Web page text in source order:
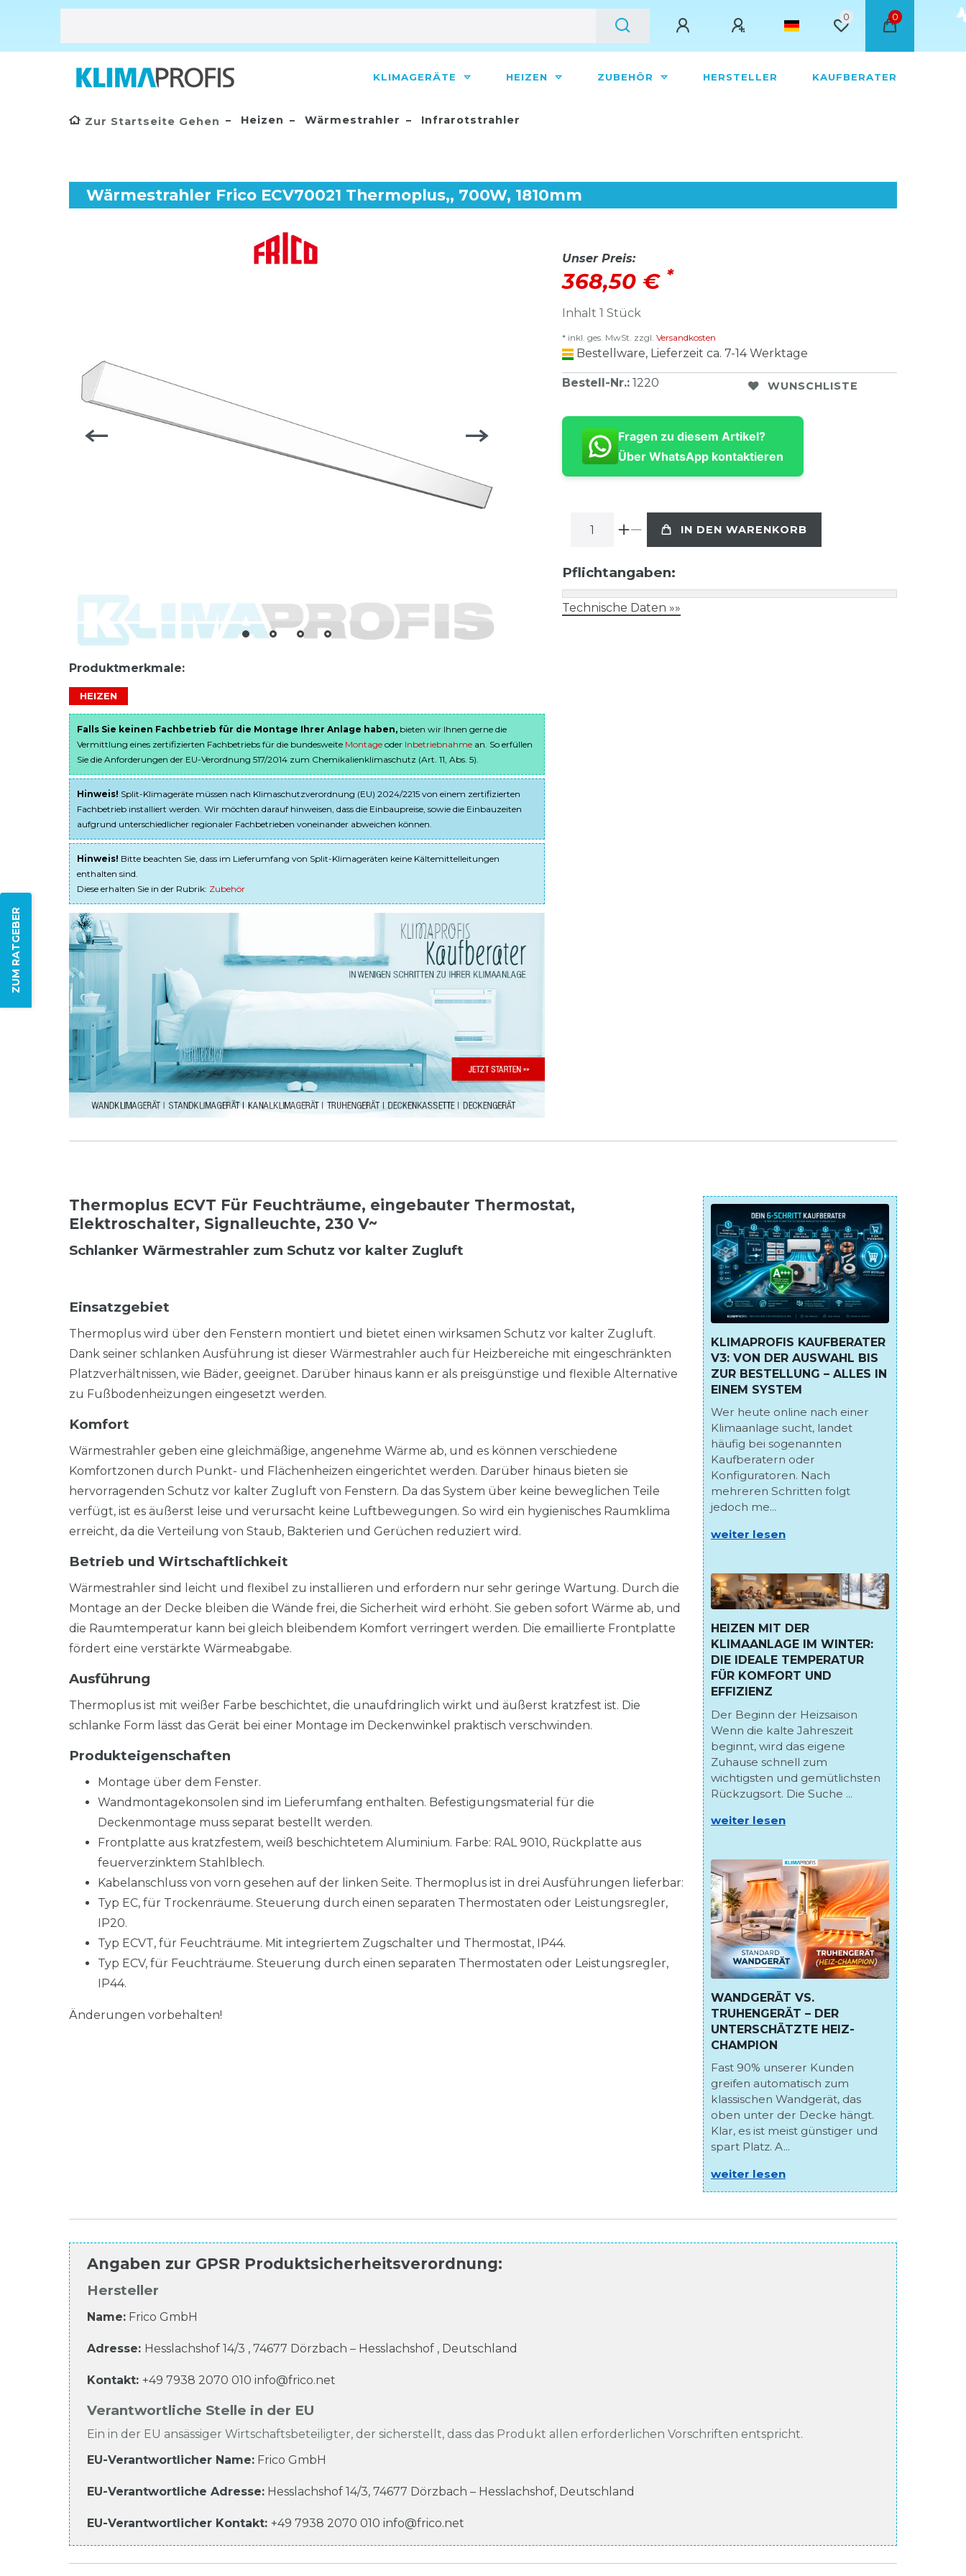
0 0
KLIMAGERÄTE HEIZEN ZUBEHÖR HERSTELLER KAUFBERATER
Zur Startseite Gehen Heizen Wärmestrahler Infrarotstrahler
ZUM RATGEBER
Wärmestrahler Frico ECV70021 Thermoplus,, 700W, 1810mm
Produktmerkmale:
HEIZEN
Falls Sie keinen Fachbetrieb für die Montage Ihrer Anlage haben, bieten wir Ihnen gerne die
Vermittlung eines zertifizierten Fachbetriebs für die bundesweite Montage oder Inbetriebnahme an. So erfüllen
Sie die Anforderungen der EU-Verordnung 517/2014 zum Chemikalienklimaschutz (Art. 11, Abs. 5).
Hinweis! Split-Klimageräte müssen nach Klimaschutzverordnung (EU) 2024/2215 von einem zertifizierten
Fachbetrieb installiert werden. Wir möchten darauf hinweisen, dass die Einbaupreise, sowie die Einbauzeiten
aufgrund unterschiedlicher regionaler Fachbetrieben voneinander abweichen können.
Hinweis! Bitte beachten Sie, dass im Lieferumfang von Split-Klimageräten keine Kältemittelleitungen
enthalten sind.
Diese erhalten Sie in der Rubrik: Zubehör
Unser Preis:
368,50 € *
Inhalt 1 Stück
* inkl. ges. MwSt. zzgl. Versandkosten
Bestellware, Lieferzeit ca. 7-14 Werktage
Bestell-Nr.: 1220 WUNSCHLISTE
Fragen zu diesem Artikel?
Über WhatsApp kontaktieren
IN DEN WARENKORB
Pflichtangaben:
Technische Daten »»
Thermoplus ECVT Für Feuchträume, eingebauter Thermostat,
Elektroschalter, Signalleuchte, 230 V~
Schlanker Wärmestrahler zum Schutz vor kalter Zugluft
Einsatzgebiet
Thermoplus wird über den Fenstern montiert und bietet einen wirksamen Schutz vor kalter Zugluft.
Dank seiner schlanken Ausführung ist dieser Wärmestrahler auch für Heizbereiche mit eingeschränkten
Platzverhältnissen, wie Bäder, geeignet. Darüber hinaus kann er als preisgünstige und flexible Alternative
zu Fußbodenheizungen eingesetzt werden.
Komfort
Wärmestrahler geben eine gleichmäßige, angenehme Wärme ab, und es können verschiedene
Komfortzonen durch Punkt- und Flächenheizen eingerichtet werden. Darüber hinaus bieten sie
hervorragenden Schutz vor kalter Zugluft von Fenstern. Da das System über keine beweglichen Teile
verfügt, ist es äußerst leise und verursacht keine Luftbewegungen. So wird ein hygienisches Raumklima
erreicht, da die Verteilung von Staub, Bakterien und Gerüchen reduziert wird.
Betrieb und Wirtschaftlichkeit
Wärmestrahler sind leicht und flexibel zu installieren und erfordern nur sehr geringe Wartung. Durch die
Montage an der Decke bleiben die Wände frei, die Sicherheit wird erhöht. Sie geben sofort Wärme ab, und
die Raumtemperatur kann bei gleich bleibendem Komfort verringert werden. Die emaillierte Frontplatte
fördert eine verstärkte Wärmeabgabe.
Ausführung
Thermoplus ist mit weißer Farbe beschichtet, die unaufdringlich wirkt und äußerst kratzfest ist. Die
schlanke Form lässt das Gerät bei einer Montage im Deckenwinkel praktisch verschwinden.
Produkteigenschaften
Montage über dem Fenster.
Wandmontagekonsolen sind im Lieferumfang enthalten. Befestigungsmaterial für die
Deckenmontage muss separat bestellt werden.
Frontplatte aus kratzfestem, weiß beschichtetem Aluminium. Farbe: RAL 9010, Rückplatte aus
feuerverzinktem Stahlblech.
Kabelanschluss von vorn gesehen auf der linken Seite. Thermoplus ist in drei Ausführungen lieferbar:
Typ EC, für Trockenräume. Steuerung durch einen separaten Thermostaten oder Leistungsregler,
IP20.
Typ ECVT, für Feuchträume. Mit integriertem Zugschalter und Thermostat, IP44.
Typ ECV, für Feuchträume. Steuerung durch einen separaten Thermostaten oder Leistungsregler,
IP44.
Änderungen vorbehalten!
KLIMAPROFIS KAUFBERATER
V3: VON DER AUSWAHL BIS
ZUR BESTELLUNG – ALLES IN
EINEM SYSTEM
Wer heute online nach einer
Klimaanlage sucht, landet
häufig bei sogenannten
Kaufberatern oder
Konfiguratoren. Nach
mehreren Schritten folgt
jedoch me...
weiter lesen
HEIZEN MIT DER
KLIMAANLAGE IM WINTER:
DIE IDEALE TEMPERATUR
FÜR KOMFORT UND
EFFIZIENZ
Der Beginn der Heizsaison
Wenn die kalte Jahreszeit
beginnt, wird das eigene
Zuhause schnell zum
wichtigsten und gemütlichsten
Rückzugsort. Die Suche ...
weiter lesen
WANDGERÄT VS.
TRUHENGERÄT – DER
UNTERSCHÄTZTE HEIZ-
CHAMPION
Fast 90% unserer Kunden
greifen automatisch zum
klassischen Wandgerät, das
oben unter der Decke hängt.
Klar, es ist meist günstiger und
spart Platz. A...
weiter lesen
Angaben zur GPSR Produktsicherheitsverordnung:
Hersteller
Name: Frico GmbH
Adresse: Hesslachshof 14/3 , 74677 Dörzbach – Hesslachshof , Deutschland
Kontakt: +49 7938 2070 010 info@frico.net
Verantwortliche Stelle in der EU
Ein in der EU ansässiger Wirtschaftsbeteiligter, der sicherstellt, dass das Produkt allen erforderlichen Vorschriften entspricht.
EU-Verantwortlicher Name: Frico GmbH
EU-Verantwortliche Adresse: Hesslachshof 14/3, 74677 Dörzbach – Hesslachshof, Deutschland
EU-Verantwortlicher Kontakt: +49 7938 2070 010 info@frico.net